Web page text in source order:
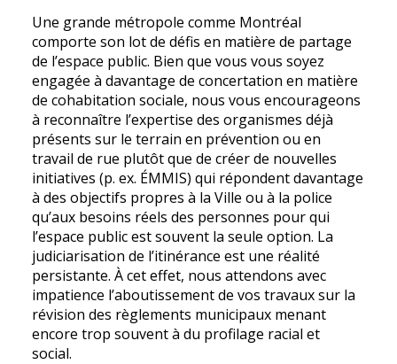
Une grande métropole comme Montréal
comporte son lot de défis en matière de partage
de l’espace public. Bien que vous vous soyez
engagée à davantage de concertation en matière
de cohabitation sociale, nous vous encourageons
à reconnaître l’expertise des organismes déjà
présents sur le terrain en prévention ou en
travail de rue plutôt que de créer de nouvelles
initiatives (p. ex. ÉMMIS) qui répondent davantage
à des objectifs propres à la Ville ou à la police
qu’aux besoins réels des personnes pour qui
l’espace public est souvent la seule option. La
judiciarisation de l’itinérance est une réalité
persistante. À cet effet, nous attendons avec
impatience l’aboutissement de vos travaux sur la
révision des règlements municipaux menant
encore trop souvent à du profilage racial et
social.